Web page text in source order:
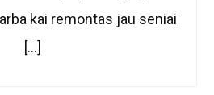
kai remontas jau seniai
[…]